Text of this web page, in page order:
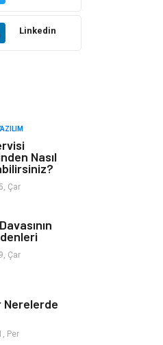
ve Metal
Ev
Linkedin
Nasıl
Çar
Çar
Nerelerde
Per